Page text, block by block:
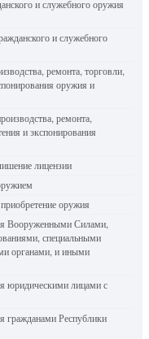
и служебного оружия
и служебного
ремонта, торговли,
оружия и
ремонта,
и экспонирования
лицензии
оружия
Вооруженными Силами,
специальными
органами, и иными
юридическими лицами с
гражданами Республики